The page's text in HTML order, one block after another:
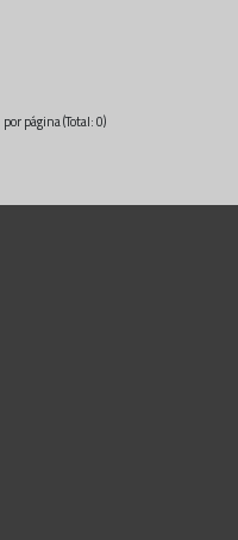
por página (Total: 0)